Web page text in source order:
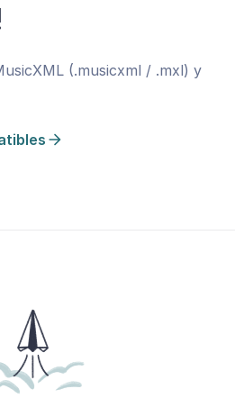
(.musicxml / .mxl) y